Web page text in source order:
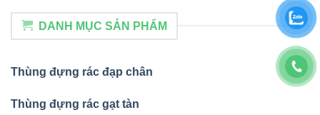
DANH MỤC SẢN PHẨM
Thùng đựng rác đạp chân
Thùng đựng rác gạt tàn